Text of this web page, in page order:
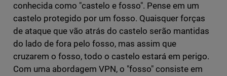
conhecida como "castelo e fosso". Pense em um
castelo protegido por um fosso. Quaisquer forças
de ataque que vão atrás do castelo serão mantidas
do lado de fora pelo fosso, mas assim que
cruzarem o fosso, todo o castelo estará em perigo.
Com uma abordagem VPN, o "fosso" consiste em